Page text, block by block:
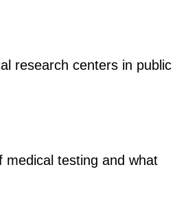
research centers in public
medical testing and what